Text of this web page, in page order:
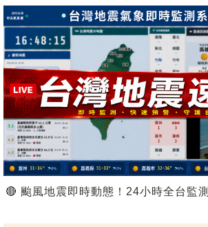
🔴 颱風地震即時動態！24小時全台監測